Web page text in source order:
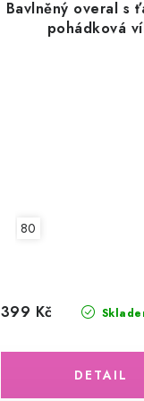
Bavlněný overal s
pohádková
80
399 Kč